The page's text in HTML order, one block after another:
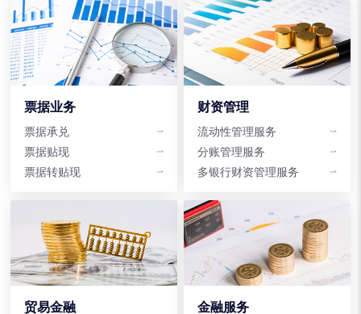
票据业务
票据承兑
票据贴现
票据转贴现
财资管理
流动性管理服务
分账管理服务
多银行财资管理服务
贸易金融 金融服务